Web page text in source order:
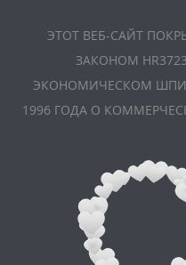
ЭТОТ ВЕБ-САЙТ
ЗАКОНОМ
ЭКОНОМИЧЕСКОМ
1996 ГОДА О